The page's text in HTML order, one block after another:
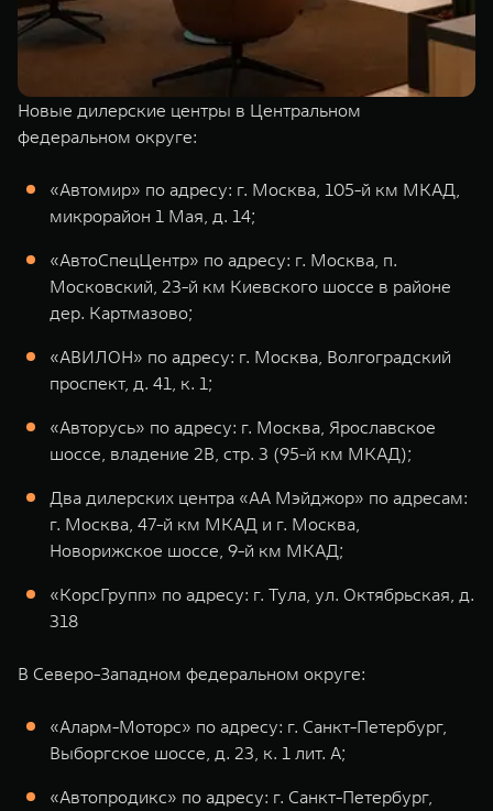
Новые дилерские центры в Центральном
федеральном округе:
«Автомир» по адресу: г. Москва, 105-й км МКАД,
микрорайон 1 Мая, д. 14;
«АвтоСпецЦентр» по адресу: г. Москва, п.
Московский, 23-й км Киевского шоссе в районе
дер. Картмазово;
«АВИЛОН» по адресу: г. Москва, Волгоградский
проспект, д. 41, к. 1;
«Авторусь» по адресу: г. Москва, Ярославское
шоссе, владение 2В, стр. 3 (95-й км МКАД);
Два дилерских центра «АА Мэйджор» по адресам:
г. Москва, 47-й км МКАД и г. Москва,
Новорижское шоссе, 9-й км МКАД;
«КорсГрупп» по адресу: г. Тула, ул. Октябрьская, д.
318
В Северо-Западном федеральном округе:
«Аларм-Моторс» по адресу: г. Санкт-Петербург,
Выборгское шоссе, д. 23, к. 1 лит. А;
«Автопродикс» по адресу: г. Санкт-Петербург,